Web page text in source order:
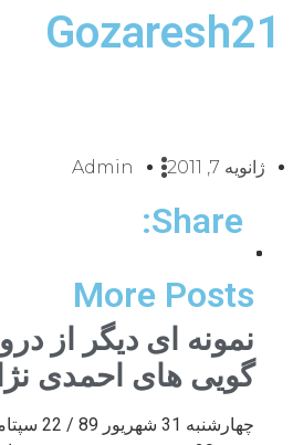
Gozaresh21
ژانویه 7, 2011 Admin
Share:
More Posts
نمونه ای دیگر از
گویی های احمدی